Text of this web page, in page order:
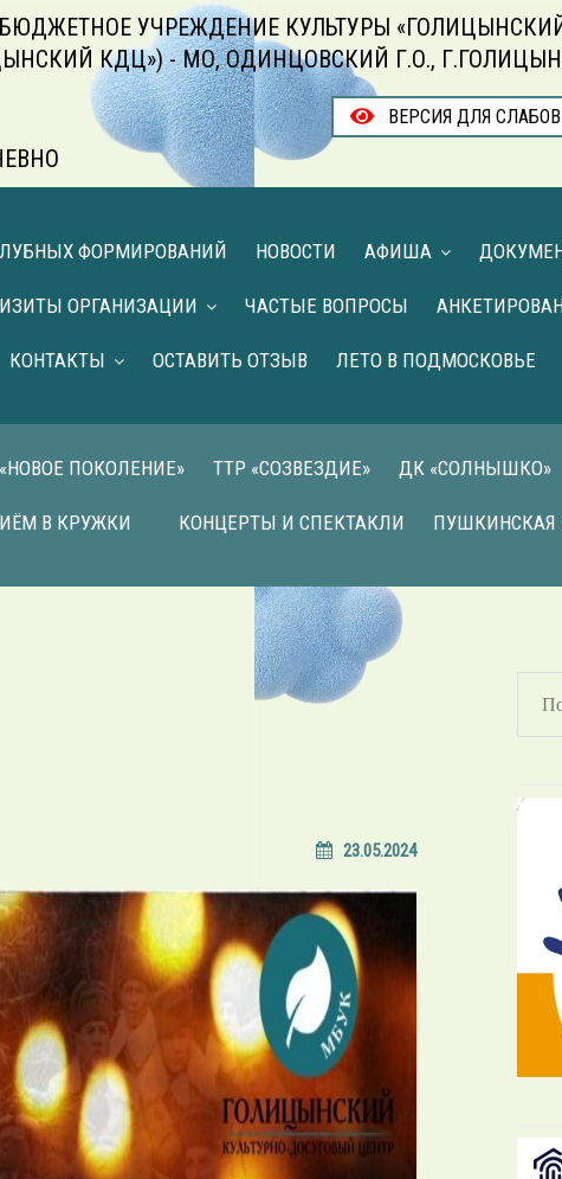
УЧРЕЖДЕНИЕ КУЛЬТУРЫ
КДЦ») - МО, ОДИНЦОВСКИЙ Г.О.,
ВЕРСИЯ ДЛЯ
ФОРМИРОВАНИЙ НОВОСТИ АФИША
ОРГАНИЗАЦИИ ЧАСТЫЕ ВОПРОСЫ
КОНТАКТЫ ОСТАВИТЬ ОТЗЫВ ЛЕТО В ПОДМОСКОВЬЕ
ПОКОЛЕНИЕ» ТТР «СОЗВЕЗДИЕ» ДК «СОЛНЫШКО»
В КРУЖКИ КОНЦЕРТЫ И СПЕКТАКЛИ ПУШКИНСКАЯ
23.05.2024